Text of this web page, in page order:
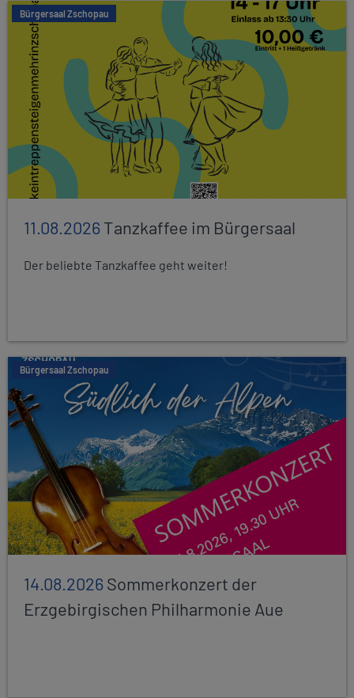
Bürgersaal Zschopau
11.08.2026Tanzkaffee im Bürgersaal
Der beliebte Tanzkaffee geht weiter!
Bürgersaal Zschopau
14.08.2026Sommerkonzert der
Erzgebirgischen Philharmonie Aue